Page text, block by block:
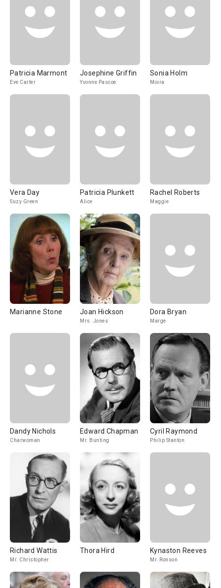
Patricia Marmont
Eve Carter
Josephine Griffin
Yvonne Pascoe
Sonia Holm
Moira
Vera Day
Suzy Green
Patricia Plunkett
Alice
Rachel Roberts
Maggie
Marianne Stone Joan Hickson
Mrs. Jones
Dora Bryan
Marge
Dandy Nichols
Charwoman
Edward Chapman
Mr. Bunting
Cyril Raymond
Philip Stanton
Richard Wattis
Mr. Christopher
Thora Hird Kynaston Reeves
Mr. Ronson